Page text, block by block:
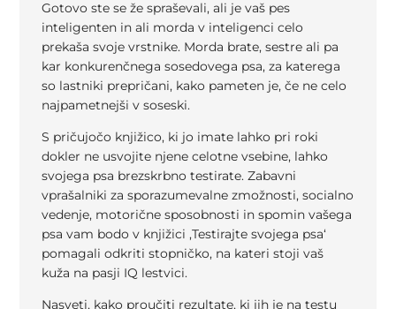
Gotovo ste se že spraševali, ali je vaš pes
inteligenten in ali morda v inteligenci celo
prekaša svoje vrstnike. Morda brate, sestre ali pa
kar konkurenčnega sosedovega psa, za katerega
so lastniki prepričani, kako pameten je, če ne celo
najpametnejši v soseski.
S pričujočo knjižico, ki jo imate lahko pri roki
dokler ne usvojite njene celotne vsebine, lahko
svojega psa brezskrbno testirate. Zabavni
vprašalniki za sporazumevalne zmožnosti, socialno
vedenje, motorične sposobnosti in spomin vašega
psa vam bodo v knjižici ‚Testirajte svojega psa‘
pomagali odkriti stopničko, na kateri stoji vaš
kuža na pasji IQ lestvici.
Nasveti, kako proučiti rezultate, ki jih je na testu